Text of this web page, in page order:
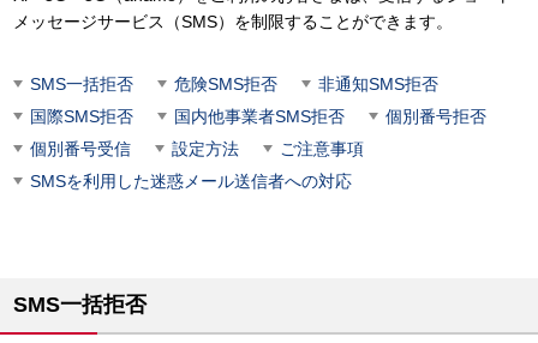
メッセージサービス（SMS）を制限することができます。
SMS一括拒否 危険SMS拒否
非通知SMS拒否
国際SMS拒否
国内他事業者SMS拒否
個別番号拒否
個別番号受信
設定方法
ご注意事項
SMSを利用した迷惑メール送信者への対応
SMS一括拒否